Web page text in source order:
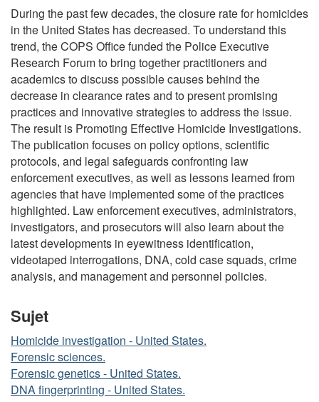
During the past few decades, the closure rate for homicides
in the United States has decreased. To understand this
trend, the COPS Office funded the Police Executive
Research Forum to bring together practitioners and
academics to discuss possible causes behind the
decrease in clearance rates and to present promising
practices and innovative strategies to address the issue.
The result is Promoting Effective Homicide Investigations.
The publication focuses on policy options, scientific
protocols, and legal safeguards confronting law
enforcement executives, as well as lessons learned from
agencies that have implemented some of the practices
highlighted. Law enforcement executives, administrators,
investigators, and prosecutors will also learn about the
latest developments in eyewitness identification,
videotaped interrogations, DNA, cold case squads, crime
analysis, and management and personnel policies.
Sujet
Homicide investigation - United States.
Forensic sciences.
Forensic genetics - United States.
DNA fingerprinting - United States.